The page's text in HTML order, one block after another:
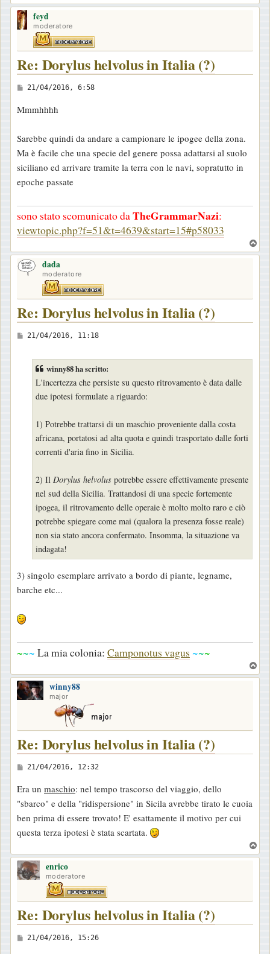
o
feyd
moderatore
Re: Dorylus helvolus in Italia (?)
M
s
a
g
g
i
21/04/2016, 6:58
Mmmhhhh
Sarebbe quindi da andare a campionare le ipogee della zona.
Ma è facile che una specie del genere possa adattarsi al suolo
siciliano ed arrivare tramite la terra con le navi, sopratutto in
epoche passate
sono stato scomunicato daTheGrammarNazi:
viewtopic.php?f=51&t=4639&start=15#p58033
o
dada
moderatore
Re: Dorylus helvolus in Italia (?)
M
21/04/2016, 11:18
winny88 ha scritto:
L'incertezza che persiste su questo ritrovamento è data dalle
due ipotesi formulate a riguardo:
1) Potrebbe trattarsi di un maschio proveniente dalla costa
africana, portatosi ad alta quota e quindi trasportato dalle forti
correnti d'aria fino in Sicilia.
2) Il Dorylus helvolus potrebbe essere effettivamente presente
nel sud della Sicilia. Trattandosi di una specie fortemente
ipogea, il ritrovamento delle operaie è molto molto raro e ciò
potrebbe spiegare come mai (qualora la presenza fosse reale)
non sia stato ancora confermato. Insomma, la situazione va
indagata!
3) singolo esemplare arrivato a bordo di piante, legname,
barche etc...
~~~ La mia colonia: Camponotus vagus ~~~
o
winny88
major
Re: Dorylus helvolus in Italia (?)
M
s
s
a
g
g
i
o
21/04/2016, 12:32
Era un maschio: nel tempo trascorso del viaggio, dello
"sbarco" e della "ridispersione" in Sicila avrebbe tirato le cuoia
ben prima di essere trovato! E' esattamente il motivo per cui
questa terza ipotesi è stata scartata.
o
enrico
moderatore
Re: Dorylus helvolus in Italia (?)
M
21/04/2016, 15:26